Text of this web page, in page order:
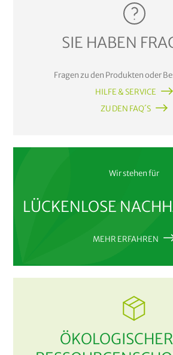
SIE HABEN
Fragen zu den Produkten oder
HILFE & SERVICE
ZU DEN FAQ´S
Wir stehen für
LÜCKENLOSE
MEHR ERFAHREN